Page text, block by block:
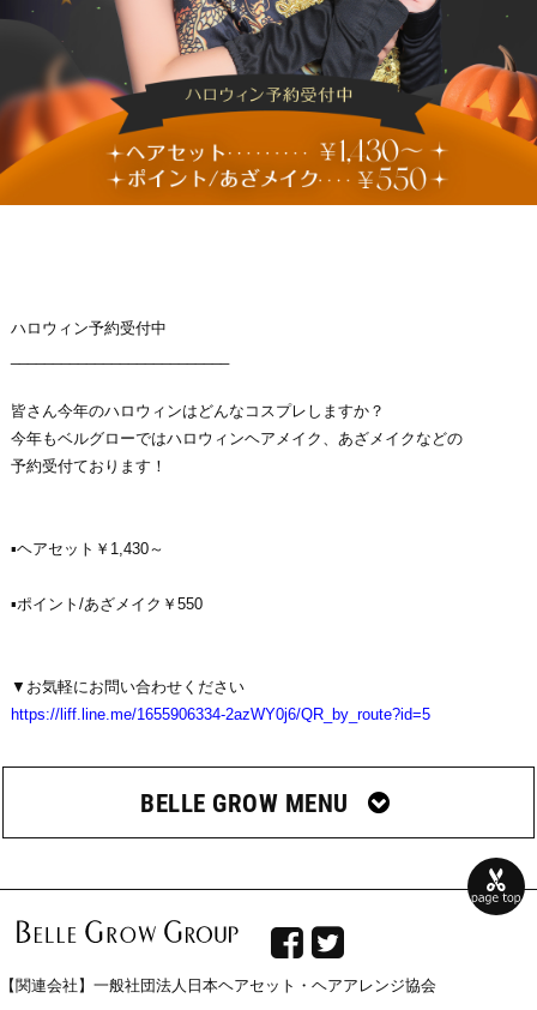
ハロウィン予約受付中
皆さん今年のハロウィンはどんなコスプレしますか？
今年もベルグローではハロウィンヘアメイク、あざメイクなどの
予約受付ております！
▪ヘアセット￥1,430～
▪ポイント/あざメイク￥550
▼お気軽にお問い合わせください
https://liff.line.me/1655906334-2azWY0j6/QR_by_route?id=5
BELLE GROW MENU
 
【関連会社】一般社団法人日本ヘアセット・ヘアアレンジ協会